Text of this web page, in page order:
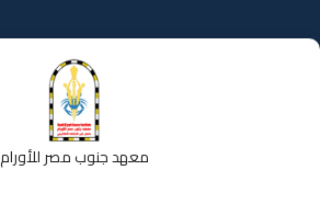
إلى
المحتوى
معهد جنوب مصر للأورام